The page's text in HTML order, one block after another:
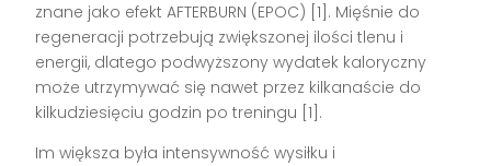
znane jako efekt AFTERBURN (EPOC) [1]. Mięśnie do
regeneracji potrzebują zwiększonej ilości tlenu i
energii, dlatego podwyższony wydatek kaloryczny
może utrzymywać się nawet przez kilkanaście do
kilkudziesięciu godzin po treningu [1].
Im większa była intensywność wysiłku i